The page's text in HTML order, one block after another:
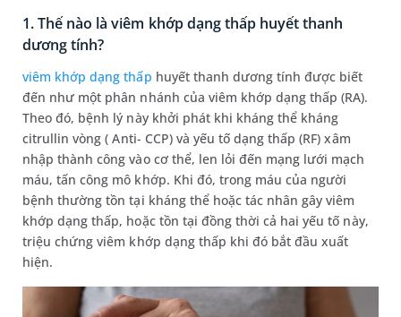
1. Thế nào là viêm khớp dạng thấp huyết thanh
dương tính?
viêm khớp dạng thấp huyết thanh dương tính được biết
đến như một phân nhánh của viêm khớp dạng thấp (RA).
Theo đó, bệnh lý này khởi phát khi kháng thể kháng
citrullin vòng ( Anti- CCP) và yếu tố dạng thấp (RF) xâm
nhập thành công vào cơ thể, len lỏi đến mạng lưới mạch
máu, tấn công mô khớp. Khi đó, trong máu của người
bệnh thường tồn tại kháng thể hoặc tác nhân gây viêm
khớp dạng thấp, hoặc tồn tại đồng thời cả hai yếu tố này,
triệu chứng viêm khớp dạng thấp khi đó bắt đầu xuất
hiện.